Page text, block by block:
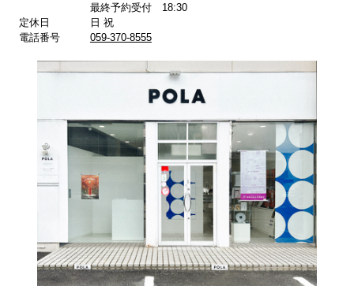
最終予約受付 18:30
定休日
日 祝
電話番号
059-370-8555